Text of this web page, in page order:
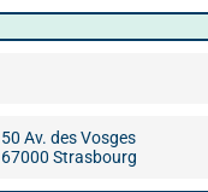
50 Av. des Vosges
67000 Strasbourg